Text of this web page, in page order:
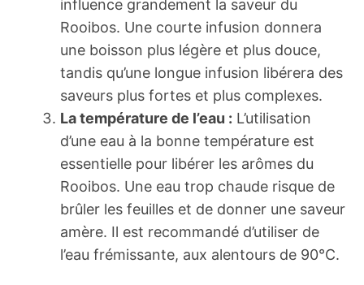
influence grandement la saveur du
Rooibos. Une courte infusion donnera
une boisson plus légère et plus douce,
tandis qu’une longue infusion libérera des
saveurs plus fortes et plus complexes.
La température de l’eau : L’utilisation
d’une eau à la bonne température est
essentielle pour libérer les arômes du
Rooibos. Une eau trop chaude risque de
brûler les feuilles et de donner une saveur
amère. Il est recommandé d’utiliser de
l’eau frémissante, aux alentours de 90°C.